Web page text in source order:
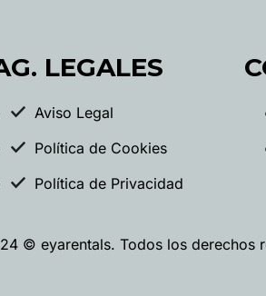
LEGALES
Aviso Legal
Política de Cookies
Política de Privacidad
© eyarentals. Todos los derechos